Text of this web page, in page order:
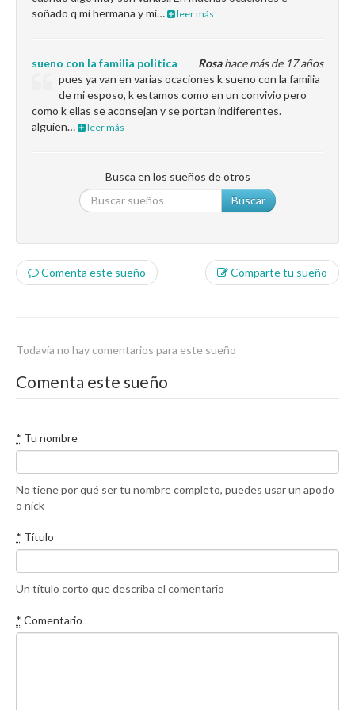
soñado q mi hermana y mi…
leer más
Rosahace más de 17 años
sueno con la familia politica
pues ya van en varias ocaciones k sueno con la familia
de mi esposo, k estamos como en un convivio pero
como k ellas se aconsejan y se portan indiferentes.
alguien…
leer más
Busca en los sueños de otros
Buscar
Comenta este sueño Comparte tu sueño
Todavía no hay comentarios para este sueño
Comenta este sueño
* Tu nombre
No tiene por qué ser tu nombre completo, puedes usar un apodo
o nick
* Título
Un título corto que describa el comentario
* Comentario